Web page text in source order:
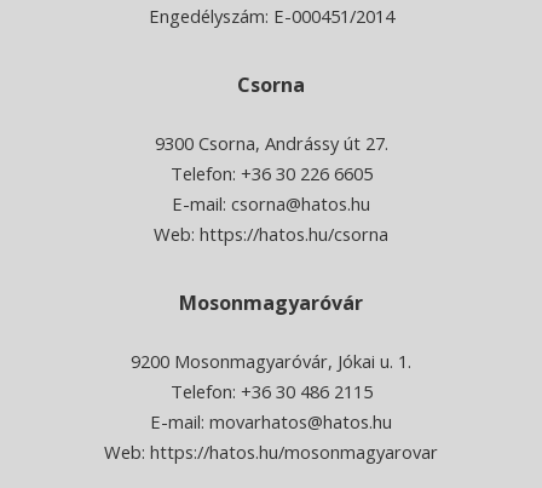
Engedélyszám: E-000451/2014
Csorna
9300 Csorna, Andrássy út 27.
Telefon: +36 30 226 6605
E-mail: csorna@hatos.hu
Web: https://hatos.hu/csorna
Mosonmagyaróvár
9200 Mosonmagyaróvár, Jókai u. 1.
Telefon: +36 30 486 2115
E-mail: movarhatos@hatos.hu
Web: https://hatos.hu/mosonmagyarovar